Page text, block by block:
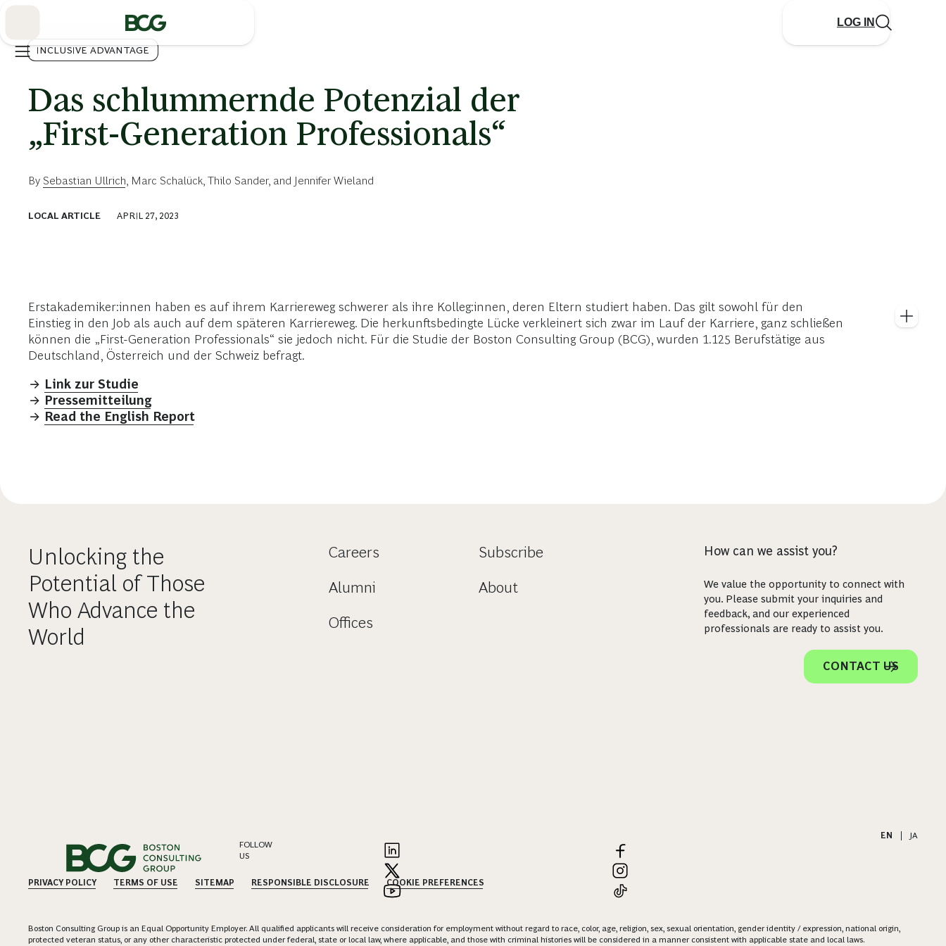
LOG IN
INCLUSIVE ADVANTAGE
Das schlummernde Potenzial der
„First-Generation Professionals“
By Sebastian Ullrich Marc Schalück Thilo Sander, and Jennifer Wieland
LOCAL ARTICLE APRIL 27, 2023
Erstakademiker:innen haben es auf ihrem Karriereweg schwerer als ihre Kolleg:innen, deren Eltern studiert haben. Das gilt sowohl für den
Einstieg in den Job als auch auf dem späteren Karriereweg. Die herkunftsbedingte Lücke verkleinert sich zwar im Lauf der Karriere, ganz schließen
können die „First-Generation Professionals“ sie jedoch nicht. Für die Studie der Boston Consulting Group (BCG), wurden 1.125 Berufstätige aus
Deutschland, Österreich und der Schweiz befragt.
→ Link zur Studie
→ Pressemitteilung
→ Read the English Report
Unlocking the
Potential of Those
Who Advance the
World
Careers
Alumni
Offices
Subscribe
About
How can we assist you?
We value the opportunity to connect with
you. Please submit your inquiries and
feedback, and our experienced
professionals are ready to assist you.
CONTACT US
EN
JA
FOLLOW
US
PRIVACY POLICY TERMS OF USE SITEMAP RESPONSIBLE DISCLOSURE COOKIE PREFERENCES
Boston Consulting Group is an Equal Opportunity Employer. All qualified applicants will receive consideration for employment without regard to race, color, age, religion, sex, sexual orientation, gender identity / expression, national origin,
protected veteran status, or any other characteristic protected under federal, state or local law, where applicable, and those with criminal histories will be considered in a manner consistent with applicable state and local laws.